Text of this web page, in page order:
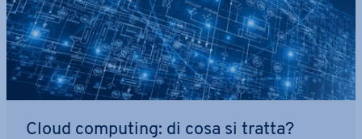
Cloud computing: di cosa si tratta?